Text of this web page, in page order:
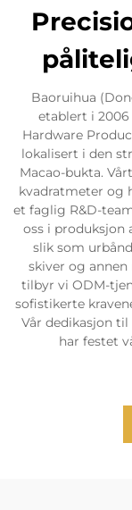
Baoruihua
etablert i
Hardware
lokalisert i den
Macao-bukta.
kvadratmeter og
et faglig R&D-
oss i produksjon
slik som
skiver og
tilbyr vi ODM-
sofistikerte
Vår dedikasjon
har festet